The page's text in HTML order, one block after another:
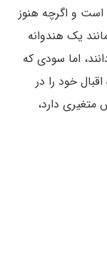
و اگرچه هنوز
یک هندوانه
اما سودی که
خود را در
متغیری دارد،